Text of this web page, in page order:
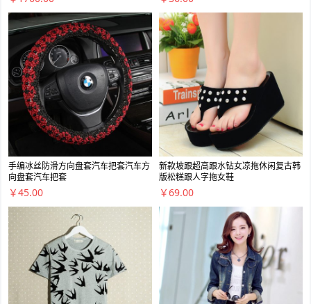
手编冰丝防滑方向盘套汽车把套汽车方
向盘套汽车把套
￥45.00
新款坡跟超高跟水钻女凉拖休闲复古韩
版松糕跟人字拖女鞋
￥69.00